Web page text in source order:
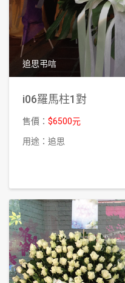
追思弔唁
i06羅馬柱1對
售價： $6500元
用途：追思